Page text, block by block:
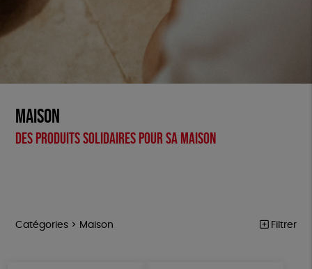
Maison
Des produits solidaires pour sa maison
Catégories > Maison Filtrer